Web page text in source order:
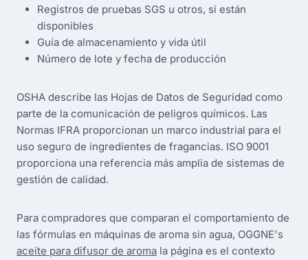
Registros de pruebas SGS u otros, si están
disponibles
Guía de almacenamiento y vida útil
Número de lote y fecha de producción
OSHA describe las Hojas de Datos de Seguridad como
parte de la comunicación de peligros químicos. Las
Normas IFRA proporcionan un marco industrial para el
uso seguro de ingredientes de fragancias. ISO 9001
proporciona una referencia más amplia de sistemas de
gestión de calidad.
Para compradores que comparan el comportamiento de
las fórmulas en máquinas de aroma sin agua, OGGNE's
aceite para difusor de aroma la página es el contexto